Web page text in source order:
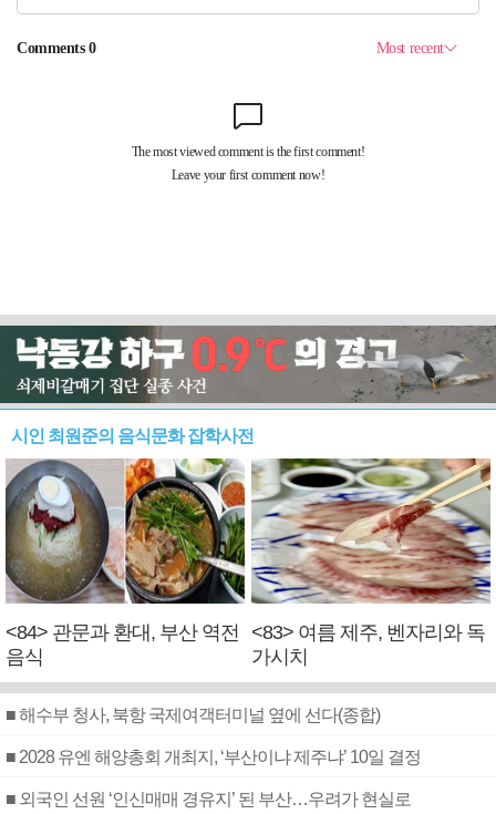
시인 최원준의 음식문화 잡학사전
<84> 관문과 환대, 부산 역전
음식
<83> 여름 제주, 벤자리와 독
가시치
■ 해수부 청사, 북항 국제여객터미널 옆에 선다(종합)
■ 2028 유엔 해양총회 개최지, ‘부산이냐 제주냐’ 10일 결정
■ 외국인 선원 ‘인신매매 경유지’ 된 부산…우려가 현실로